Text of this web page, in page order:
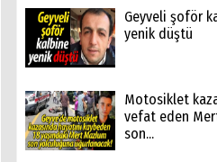
Geyveli şoför
yenik düştü
Motosiklet
vefat eden
son...